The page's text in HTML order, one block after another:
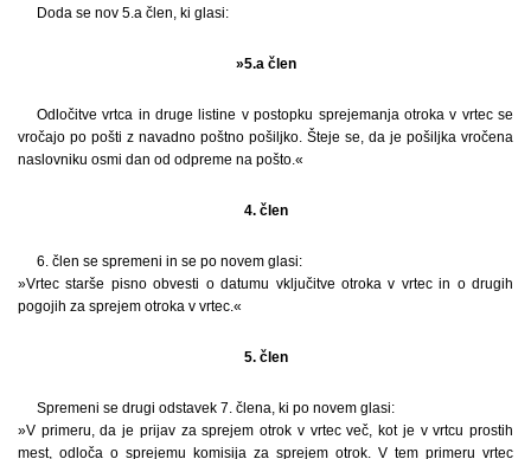
Doda se nov 5.a člen, ki glasi:
»5.a člen
Odločitve vrtca in druge listine v postopku sprejemanja otroka v vrtec se
vročajo po pošti z navadno poštno pošiljko. Šteje se, da je pošiljka vročena
naslovniku osmi dan od odpreme na pošto.«
4. člen
6. člen se spremeni in se po novem glasi:
»Vrtec starše pisno obvesti o datumu vključitve otroka v vrtec in o drugih
pogojih za sprejem otroka v vrtec.«
5. člen
Spremeni se drugi odstavek 7. člena, ki po novem glasi:
»V primeru, da je prijav za sprejem otrok v vrtec več, kot je v vrtcu prostih
mest, odloča o sprejemu komisija za sprejem otrok. V tem primeru vrtec